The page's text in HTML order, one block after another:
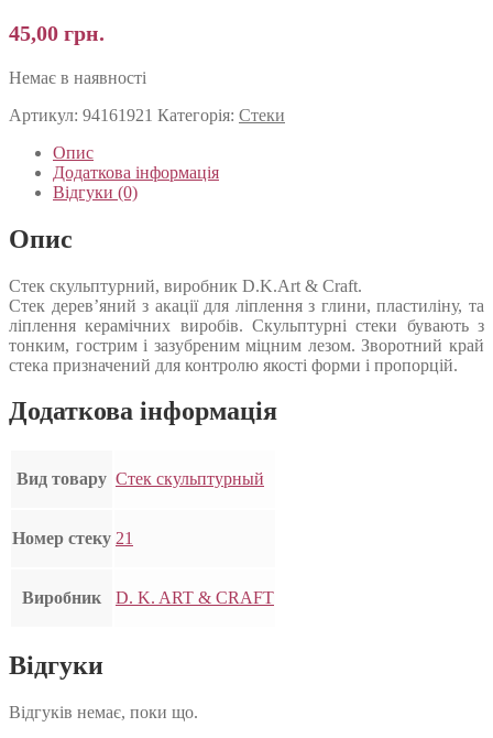
45,00 грн.
Немає в наявності
Артикул: 94161921 Категорія: Стеки
Опис
Додаткова інформація
Відгуки (0)
Опис
Стек скульптурний, виробник D.K.Art & Craft.
Стек дерев’яний з акації для ліплення з глини, пластиліну, та
ліплення керамічних виробів. Скульптурні стеки бувають з
тонким, гострим і зазубреним міцним лезом. Зворотний край
стека призначений для контролю якості форми і пропорцій.
Додаткова інформація
Вид товару Стек скульптурный
Номер стеку 21
Виробник D. K. ART & CRAFT
Відгуки
Відгуків немає, поки що.